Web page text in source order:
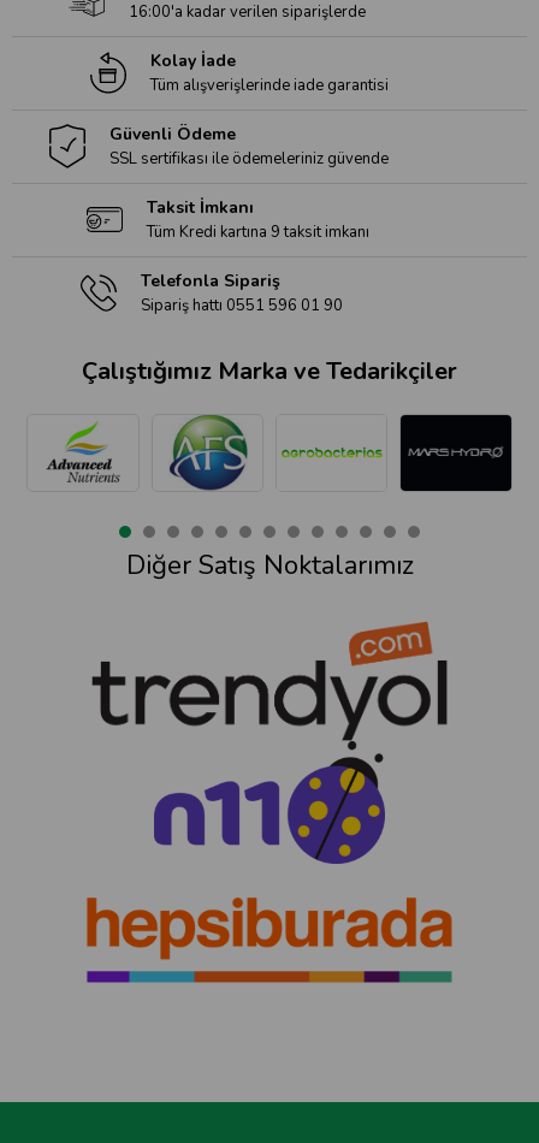
16:00'a kadar verilen siparişlerde
Kolay İade
Tüm alışverişlerinde iade garantisi
Güvenli Ödeme
SSL sertifikası ile ödemeleriniz güvende
Taksit İmkanı
Tüm Kredi kartına 9 taksit imkanı
Telefonla Sipariş
Sipariş hattı 0551 596 01 90
Çalıştığımız Marka ve Tedarikçiler
Diğer Satış Noktalarımız